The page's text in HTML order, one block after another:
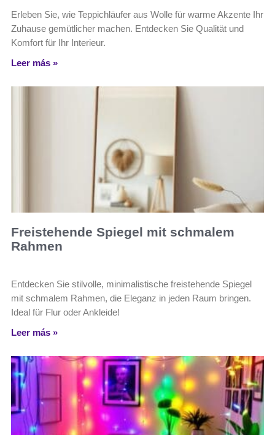
Erleben Sie, wie Teppichläufer aus Wolle für warme Akzente Ihr
Zuhause gemütlicher machen. Entdecken Sie Qualität und
Komfort für Ihr Interieur.
Leer más »
Freistehende Spiegel mit schmalem
Rahmen
Entdecken Sie stilvolle, minimalistische freistehende Spiegel
mit schmalem Rahmen, die Eleganz in jeden Raum bringen.
Ideal für Flur oder Ankleide!
Leer más »